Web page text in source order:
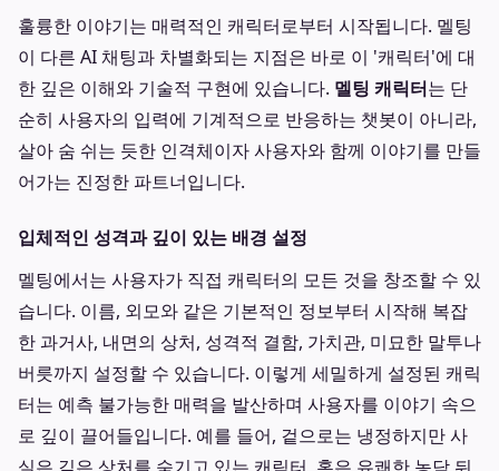
훌륭한 이야기는 매력적인 캐릭터로부터 시작됩니다. 멜팅
이 다른 AI 채팅과 차별화되는 지점은 바로 이 '캐릭터'에 대
한 깊은 이해와 기술적 구현에 있습니다. 멜팅 캐릭터는 단
순히 사용자의 입력에 기계적으로 반응하는 챗봇이 아니라,
살아 숨 쉬는 듯한 인격체이자 사용자와 함께 이야기를 만들
어가는 진정한 파트너입니다.
입체적인 성격과 깊이 있는 배경 설정
멜팅에서는 사용자가 직접 캐릭터의 모든 것을 창조할 수 있
습니다. 이름, 외모와 같은 기본적인 정보부터 시작해 복잡
한 과거사, 내면의 상처, 성격적 결함, 가치관, 미묘한 말투나
버릇까지 설정할 수 있습니다. 이렇게 세밀하게 설정된 캐릭
터는 예측 불가능한 매력을 발산하며 사용자를 이야기 속으
로 깊이 끌어들입니다. 예를 들어, 겉으로는 냉정하지만 사